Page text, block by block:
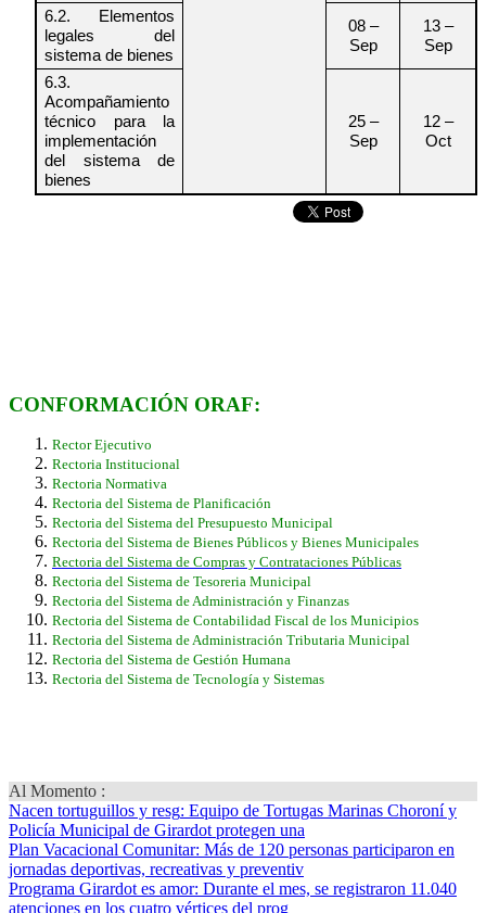
6.2. Elementos
legales del
sistema de bienes
08 –
Sep
13 –
Sep
6.3.
Acompañamiento
técnico para la
implementación
del sistema de
bienes
25 –
Sep
12 –
Oct
CONFORMACIÓN ORAF:
Rector Ejecutivo
Rectoria Institucional
Rectoria Normativa
Rectoria del Sistema de Planificación
Rectoria del Sistema del Presupuesto Municipal
Rectoria del Sistema de Bienes Públicos y Bienes Municipales
Rectoria del Sistema de Compras y Contrataciones Públicas
Rectoria del Sistema de Tesoreria Municipal
Rectoria del Sistema de Administración y Finanzas
Rectoria del Sistema de Contabilidad Fiscal de los Municipios
Rectoria del Sistema de Administración Tributaria Municipal
Rectoria del Sistema de Gestión Humana
Rectoria del Sistema de Tecnología y Sistemas
Al Momento :
Nacen tortuguillos y resg: Equipo de Tortugas Marinas Choroní y
Policía Municipal de Girardot protegen una
Plan Vacacional Comunitar: Más de 120 personas participaron en
jornadas deportivas, recreativas y preventiv
Programa Girardot es amor: Durante el mes, se registraron 11.040
atenciones en los cuatro vértices del prog